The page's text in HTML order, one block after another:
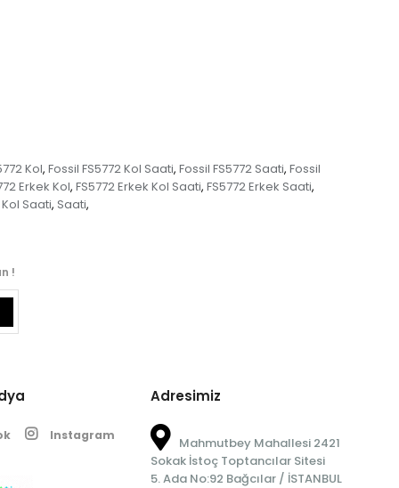
Kol, Fossil FS5772 Kol Saati, Fossil FS5772 Saati, Fossil
Erkek Kol, FS5772 Erkek Kol Saati, FS5772 Erkek Saati,
Kol Saati, Saati,
!
Instagram
Adresimiz
Mahmutbey Mahallesi 2421
Sokak İstoç Toptancılar Sitesi
5. Ada No:92 Bağcılar / İSTANBUL